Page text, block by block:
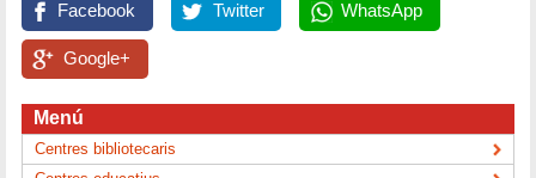
Facebook Twitter WhatsApp
Google+
Menú
Centres bibliotecaris